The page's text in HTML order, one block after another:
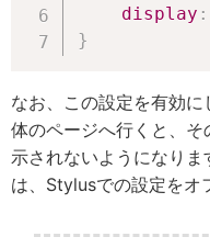
display :
}
なお、この設定を有効
体のページへ行くと、
示されないようになり
は、Stylusでの設定をオ